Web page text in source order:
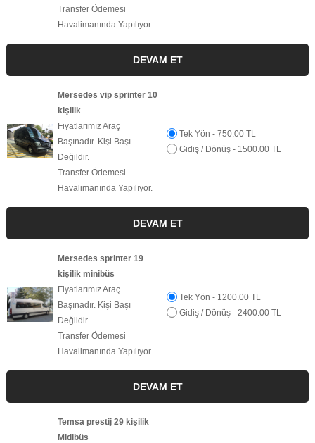
Transfer Ödemesi
Havalimanında Yapılıyor.
Mersedes vip sprinter 10
kişilik
Fiyatlarımız Araç
Başınadır. Kişi Başı
Değildir.
Transfer Ödemesi
Havalimanında Yapılıyor.
Tek Yön - 750.00 TL
Gidiş / Dönüş - 1500.00 TL
Mersedes sprinter 19
kişilik minibüs
Fiyatlarımız Araç
Başınadır. Kişi Başı
Değildir.
Transfer Ödemesi
Havalimanında Yapılıyor.
Tek Yön - 1200.00 TL
Gidiş / Dönüş - 2400.00 TL
Temsa prestij 29 kişilik
Midibüs